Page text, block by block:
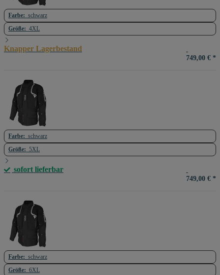
Farbe: schwarz
Größe: 4XL
Knapper Lagerbestand
749,00 € *
Farbe: schwarz
Größe: 5XL
sofort lieferbar
749,00 € *
Farbe: schwarz
Größe: 6XL